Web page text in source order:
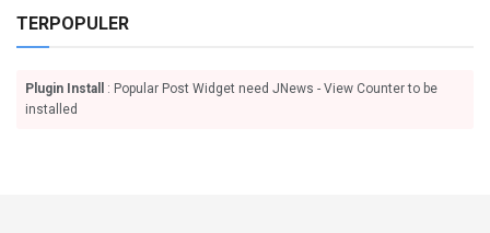
TERPOPULER
Plugin Install
: Popular Post Widget need JNews - View Counter to be
installed